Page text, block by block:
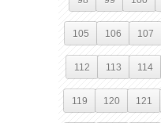
105 106 107
112 113 114
119 120 121